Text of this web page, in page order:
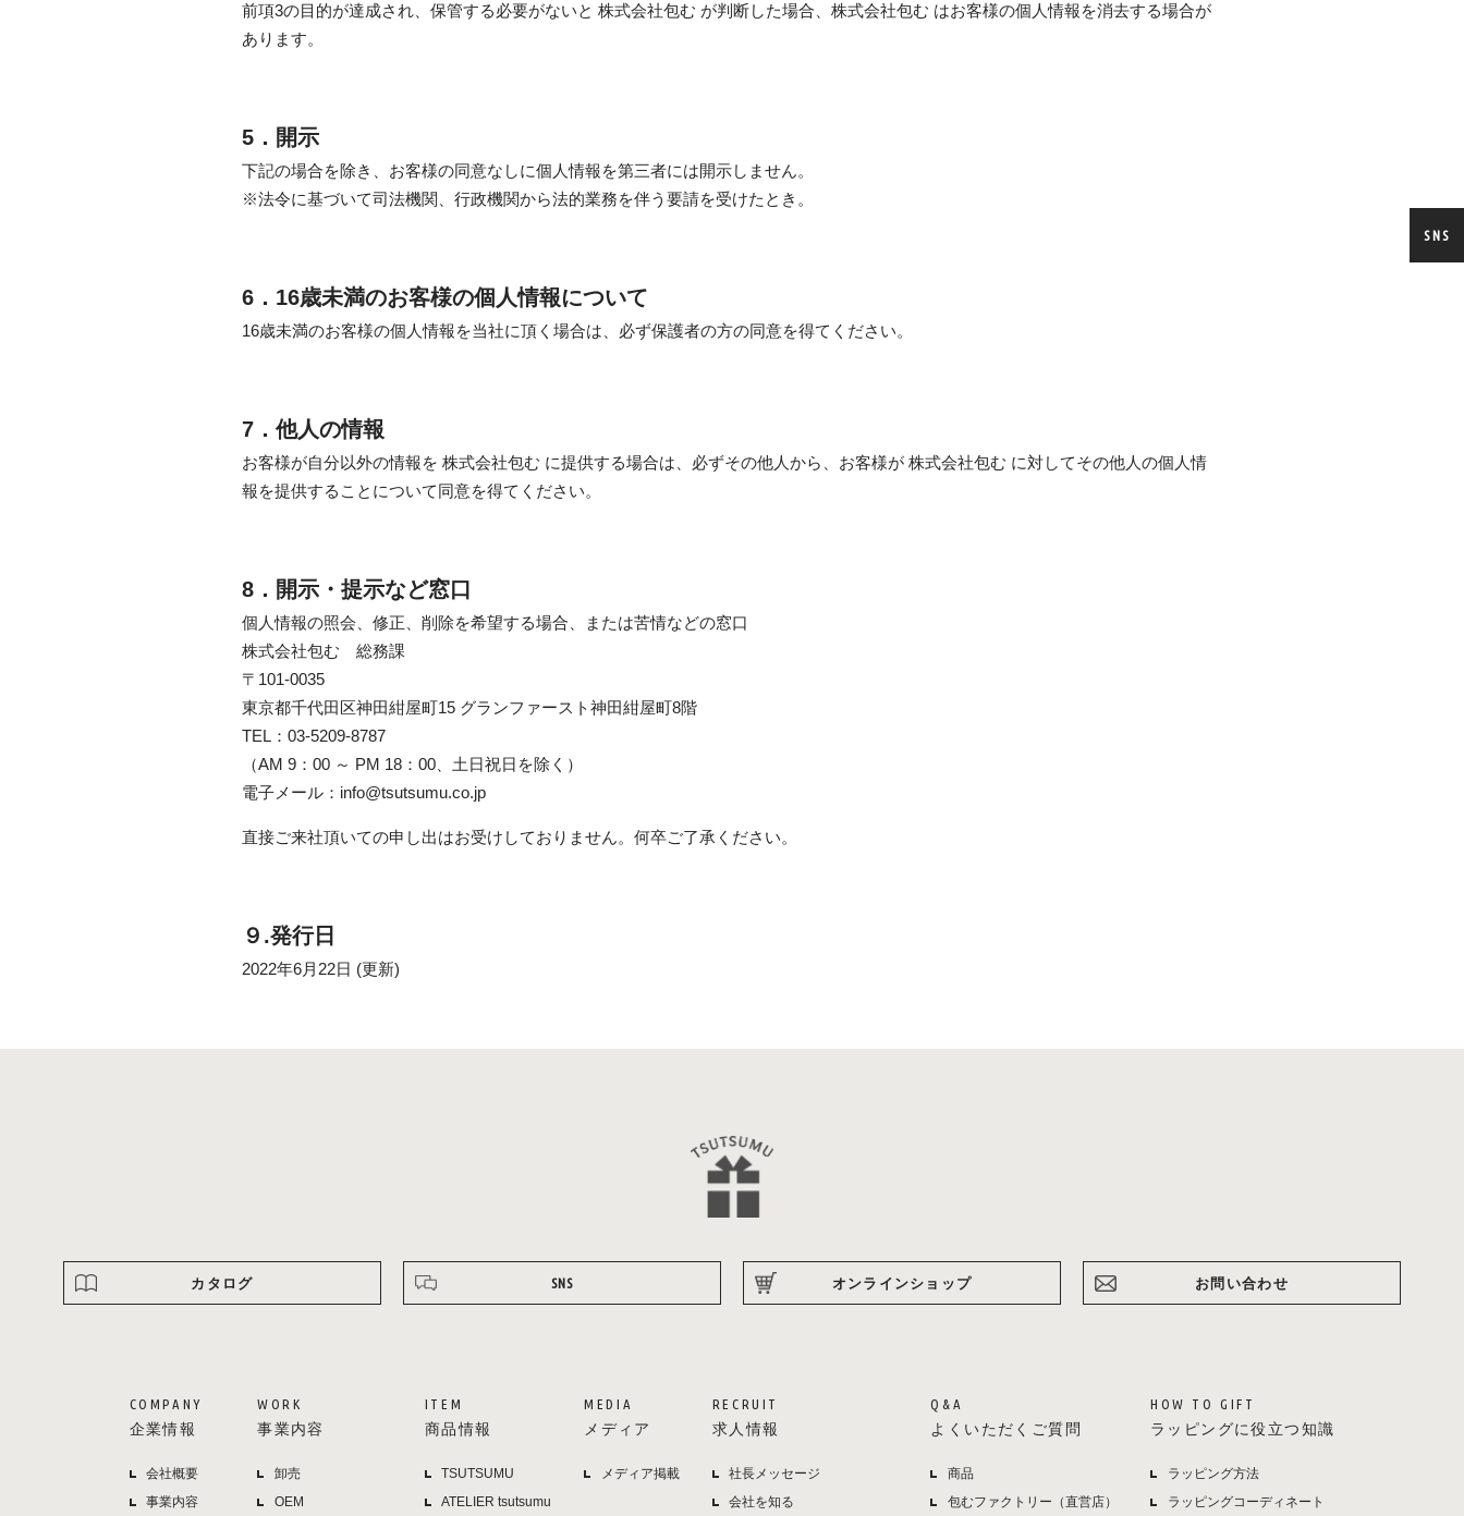
SNS
前項3の目的が達成され、保管する必要がないと 株式会社包む が判断した場合、株式会社包む はお客様の個人情報を消去する場合が
あります。
5．開示
下記の場合を除き、お客様の同意なしに個人情報を第三者には開示しません。
※法令に基づいて司法機関、行政機関から法的業務を伴う要請を受けたとき。
6．16歳未満のお客様の個人情報について
16歳未満のお客様の個人情報を当社に頂く場合は、必ず保護者の方の同意を得てください。
7．他人の情報
お客様が自分以外の情報を 株式会社包む に提供する場合は、必ずその他人から、お客様が 株式会社包む に対してその他人の個人情
報を提供することについて同意を得てください。
8．開示・提示など窓口
個人情報の照会、修正、削除を希望する場合、または苦情などの窓口
株式会社包む 総務課
〒101-0035
東京都千代田区神田紺屋町15 グランファースト神田紺屋町8階
TEL： 03-5209-8787
（AM 9：00 ～ PM 18：00、土日祝日を除く）
電子メール：info@tsutsumu.co.jp
直接ご来社頂いての申し出はお受けしておりません。何卒ご了承ください。
９.発行日
2022年6月22日 (更新)
カタログ SNS オンラインショップ お問い合わせ
COMPANY
企業情報
会社概要
事業内容
WORK
事業内容
卸売
OEM
ITEM
商品情報
TSUTSUMU
ATELIER tsutsumu
MEDIA
メディア
メディア掲載
RECRUIT
求人情報
社長メッセージ
会社を知る
Q&A
よくいただくご質問
商品
包むファクトリー（直営店）
HOW TO GIFT
ラッピングに役立つ知識
ラッピング方法
ラッピングコーディネート